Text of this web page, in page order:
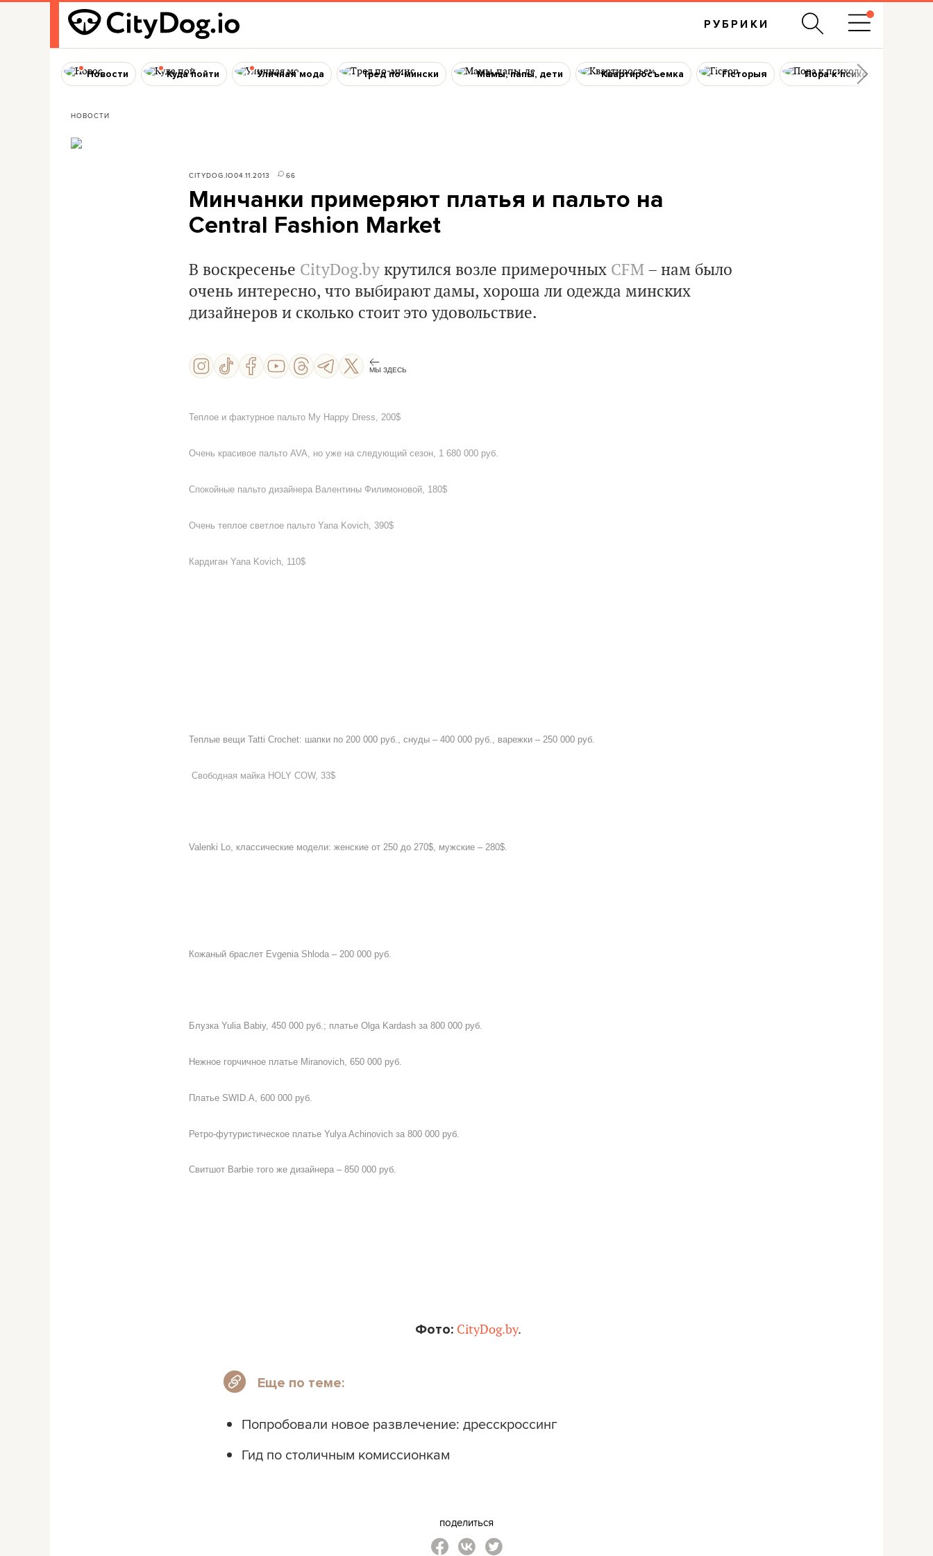
РУБРИКИ
Новости Куда пойти Уличная мода Тред по-мински Мамы, папы, дети Квартиросъемка Гісторыя Пора к психологу
НОВОСТИ
CITYDOG.IO04.11.2013 66
Минчанки примеряют платья и пальто на
Central Fashion Market
В воскресенье CityDog.by крутился возле примерочных CFM – нам было
очень интересно, что выбирают дамы, хороша ли одежда минских
дизайнеров и сколько стоит это удовольствие.
МЫ ЗДЕСЬ
Теплое и фактурное пальто My Happy Dress, 200$
Очень красивое пальто AVA, но уже на следующий сезон, 1 680 000 руб.
Спокойные пальто дизайнера Валентины Филимоновой, 180$
Очень теплое светлое пальто Yana Kovich, 390$
Кардиган Yana Kovich, 110$
Теплые вещи Tatti Crochet: шапки по 200 000 руб., снуды – 400 000 руб., варежки – 250 000 руб.
Свободная майка HOLY COW, 33$
Valenki Lo, классические модели: женские от 250 до 270$, мужские – 280$.
Кожаный браслет Evgenia Shloda – 200 000 руб.
Блузка Yulia Babiy, 450 000 руб.; платье Olga Kardash за 800 000 руб.
Нежное горчичное платье Miranovich, 650 000 руб.
Платье SWID.A, 600 000 руб.
Ретро-футуристическое платье Yulya Achinovich за 800 000 руб.
Свитшот Barbie того же дизайнера – 850 000 руб.
Фото: CityDog.by.
Еще по теме:
Попробовали новое развлечение: дресскроссинг
Гид по столичным комиссионкам
поделиться